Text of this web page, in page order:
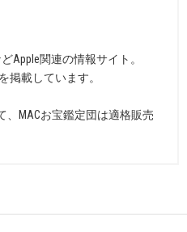
Apple関連の情報サイト。
掲載しています。
、MACお宝鑑定団は適格販売